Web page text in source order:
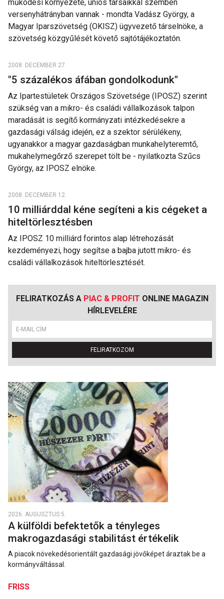
működési környezete, uniós társaikkal szemben
versenyhátrányban vannak - mondta Vadász György, a
Magyar Iparszövetség (OKISZ) ügyvezető társelnöke, a
szövetség közgyűlését követő sajtótájékoztatón.
2008. DECEMBER 27.
"5 százalékos áfában gondolkodunk"
Az Ipartestületek Országos Szövetsége (IPOSZ) szerint
szükség van a mikro- és családi vállalkozások talpon
maradását is segítő kormányzati intézkedésekre a
gazdasági válság idején, ez a szektor sérülékeny,
ugyanakkor a magyar gazdaságban munkahelyteremtő,
mukahelymegőrző szerepet tölt be - nyilatkozta Szűcs
György, az IPOSZ elnöke.
2008. DECEMBER 12.
10 milliárddal kéne segíteni a kis cégeket a
hiteltörlesztésben
Az IPOSZ 10 milliárd forintos alap létrehozását
kezdeményezi, hogy segítse a bajba jutott mikro- és
családi vállalkozások hiteltörlesztését.
FELIRATKOZÁS A PIAC & PROFIT ONLINE MAGAZIN
HÍRLEVELÉRE
FELIRATKOZOM
2026. AUGUSZTUS 5.
A külföldi befektetők a tényleges
makrogazdasági stabilitást értékelik
A piacok növekedésorientált gazdasági jövőképet áraztak be a
kormányváltással.
FRISS